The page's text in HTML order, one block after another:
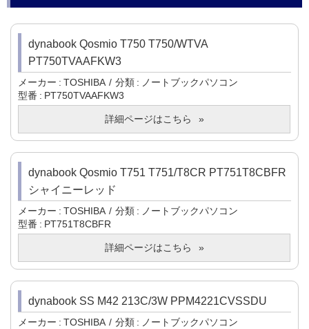
dynabook Qosmio T750 T750/WTVA
PT750TVAAFKW3
メーカー TOSHIBA 分類
ノートブックパソコン
型番
PT750TVAAFKW3
詳細ページはこちら
dynabook Qosmio T751 T751/T8CR PT751T8CBFR
シャイニーレッド
メーカー TOSHIBA 分類
ノートブックパソコン
型番
PT751T8CBFR
詳細ページはこちら
dynabook SS M42 213C/3W PPM4221CVSSDU
メーカー TOSHIBA 分類
ノートブックパソコン